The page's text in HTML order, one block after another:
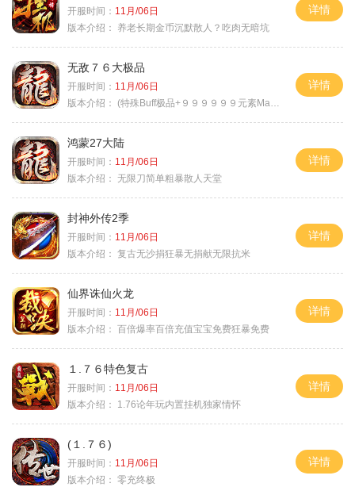
开服时间： 11月/06日
版本介绍：
养老长期金币沉默散人？吃肉无暗坑
详情
无敌７６大极品
开服时间： 11月/06日
版本介绍： (特殊Buff极品+９９９９９９元素Max）
详情
鸿蒙27大陆
开服时间： 11月/06日
版本介绍： 无限刀简单粗暴散人天堂
详情
封神外传2季
开服时间： 11月/06日
版本介绍： 复古无沙捐狂暴无捐献无限抗米
详情
仙界诛仙火龙
开服时间： 11月/06日
版本介绍： 百倍爆率百倍充值宝宝免费狂暴免费
详情
１.７６特色复古
开服时间： 11月/06日
版本介绍：
1.76论年玩内置挂机独家情怀
详情
(１.７６)
开服时间： 11月/06日
版本介绍： 零充终极
详情